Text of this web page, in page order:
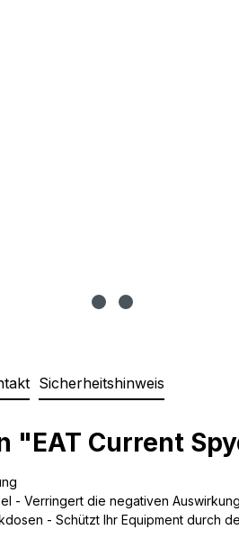
Sicherheitshinweis
Current
- Verringert die negativen
- Schützt Ihr Equipment durch